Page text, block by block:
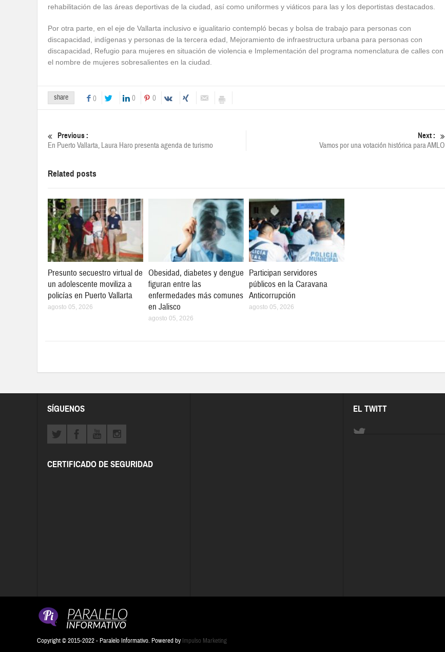
rehabilitación de las áreas deportivas de la ciudad, así como uniformes y viáticos para las y los deportistas destacados.
Por otra parte, en el eje de Vallarta inclusivo e igualitario contempló becas y bolsa de trabajo para personas con
discapacidad, indígenas y personas de la tercera edad, Mejoramiento de infraestructura urbana para personas con
discapacidad, Refugio para mujeres en situación de violencia e Implementación del programa nomenclatura de calles con
el nombre de mujeres sobresalientes en la ciudad.
share 0 0 0
Previous :
En Puerto Vallarta, Laura Haro presenta agenda de turismo
Next :
Vamos por una votación histórica para AMLO
Related posts
Presunto secuestro virtual de
un adolescente moviliza a
policías en Puerto Vallarta
agosto 05, 2026
Obesidad, diabetes y dengue
figuran entre las
enfermedades más comunes
en Jalisco
agosto 05, 2026
Participan servidores
públicos en la Caravana
Anticorrupción
agosto 05, 2026
SÍGUENOS
CERTIFICADO DE SEGURIDAD
EL TWITT
Copyright © 2015-2022 - Paralelo Informativo. Powered by Impulso Marketing